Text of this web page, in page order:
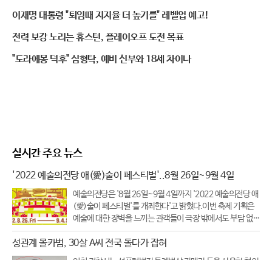
이재명 대통령 "퇴임때 지지율 더 높기를" 레벨업 예고!
전력 보강 노리는 휴스턴, 플레이오프 도전 목표
"도라에몽 덕후" 심형탁, 예비 신부와 18세 차이나
실시간 주요 뉴스
'2022 예술의전당 애(愛)술이 페스티벌'..8월 26일~9월 4일
예술의전당은 '8월 26일~9월 4일까지 '2022 예술의전당 애
(愛)술이 페스티벌'를 개최한다'고 밝혔다.이번 축제 기획은
예술에 대한 장벽을 느끼는 관객들이 극장 밖에서도 부담 없이
즐길 수 있는 축제를 콘셉트로 기획됐다.축제 기간 동안 개최
되는 모든 공연과 상영은 무료이다.총 10일간 예술의전당 야
외광장 곳곳에서 야
성관계 몰카범, 30살 A씨 전국 돌다가 잡혀